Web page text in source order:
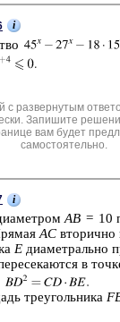
i
с развернутым
Запишите
вам будет
самостоятельно.
i
AB = 10
ACвто­рич­но
E диа­мет­раль­но
в
тре­уголь­ни­ка